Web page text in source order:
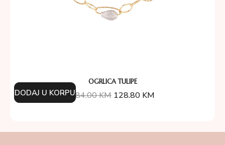
OGRLICA TULIPE
184.00KM 128.80 KM
DODAJ U KORPU